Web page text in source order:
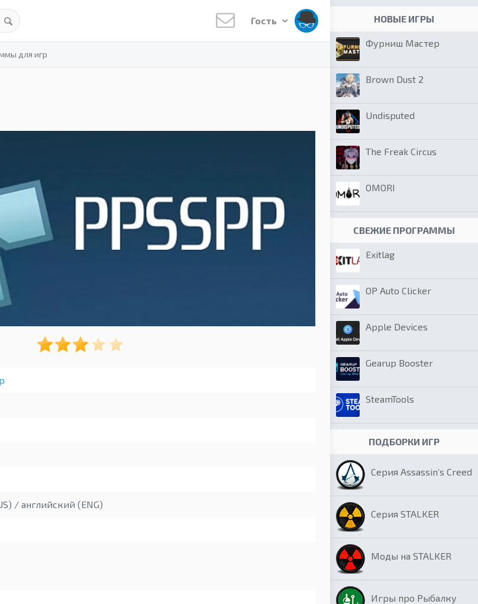
Гость
для игр
/ английский (ENG)
НОВЫЕ ИГРЫ
Фурниш Мастер
Brown Dust 2
Undisputed
The Freak Circus
OMORI
СВЕЖИЕ ПРОГРАММЫ
Exitlag
OP Auto Clicker
Apple Devices
Gearup Booster
SteamTools
ПОДБОРКИ ИГР
Серия Assassin’s Creed
Серия STALKER
Моды на STALKER
Игры про Рыбалку